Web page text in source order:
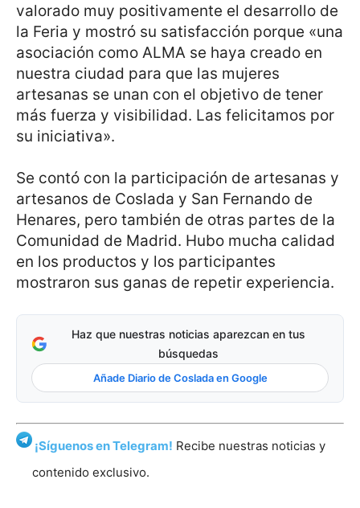
valorado muy positivamente el desarrollo de
la Feria y mostró su satisfacción porque «una
asociación como ALMA se haya creado en
nuestra ciudad para que las mujeres
artesanas se unan con el objetivo de tener
más fuerza y visibilidad. Las felicitamos por
su iniciativa».
Se contó con la participación de artesanas y
artesanos de Coslada y San Fernando de
Henares, pero también de otras partes de la
Comunidad de Madrid. Hubo mucha calidad
en los productos y los participantes
mostraron sus ganas de repetir experiencia.
Haz que nuestras noticias aparezcan en tus
búsquedas
Añade Diario de Coslada en Google
¡Síguenos en Telegram! Recibe nuestras noticias y
contenido exclusivo.